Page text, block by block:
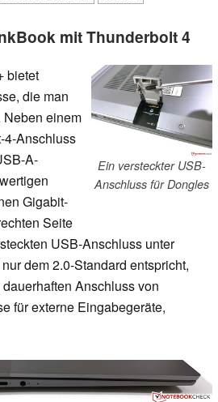
mit Thunderbolt 4
Ein versteckter USB-
Anschluss für Dongles
bietet
die man
einem
4-Anschluss
A-
Gigabit-
Seite
USB-Anschluss unter
dem 2.0-Standard entspricht,
Anschluss von
für externe Eingabegeräte,